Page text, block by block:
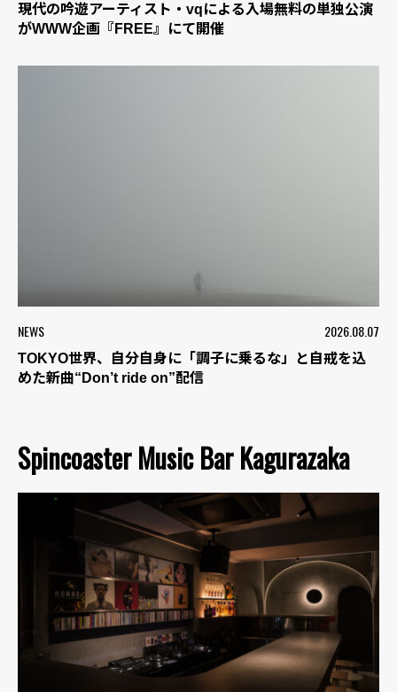
現代の吟遊アーティスト・vqによる入場無料の単独公演
がWWW企画『FREE』にて開催
NEWS 2026.08.07
TOKYO世界、自分自身に「調子に乗るな」と自戒を込
めた新曲“Don’t ride on”配信
Spincoaster Music Bar Kagurazaka